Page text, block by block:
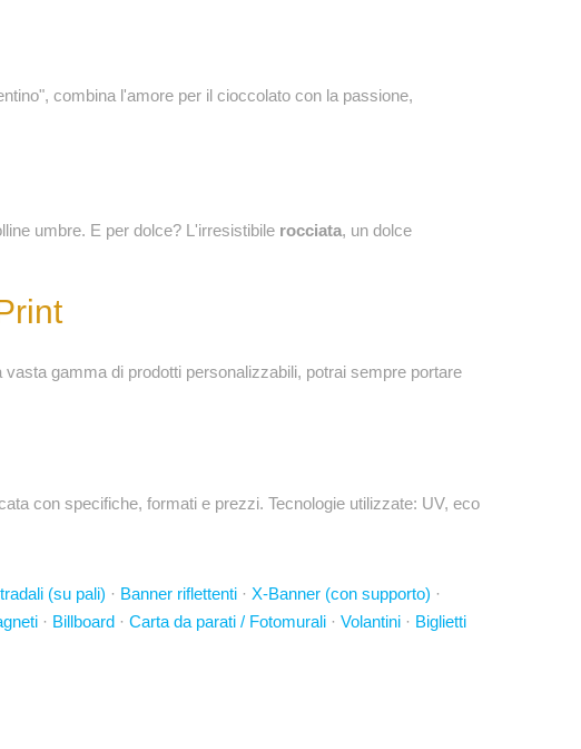
combina l'amore per il cioccolato con la passione,
umbre. E per dolce? L'irresistibile rocciata, un dolce
gamma di prodotti personalizzabili, potrai sempre portare
con specifiche, formati e prezzi. Tecnologie utilizzate: UV, eco
(su pali) · Banner riflettenti · X-Banner (con supporto) ·
· Billboard · Carta da parati / Fotomurali · Volantini · Biglietti